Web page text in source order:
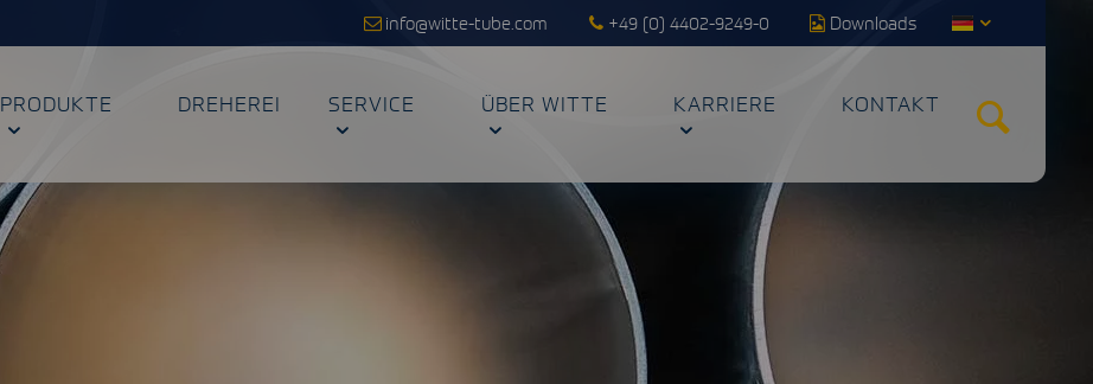
info@witte-tube.com +49 (0) 4402-9249-0 Downloads
PRODUKTE DREHEREI SERVICE ÜBER WITTE KARRIERE KONTAKT